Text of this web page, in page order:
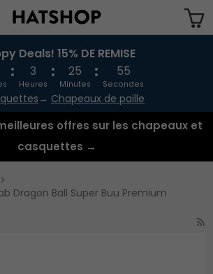
har blivit tillagd i varukorgen
Deals! 15% DE REMISE
3
Heures
25
Minutes
54
Secondes
→ Chapeaux de paille
offres sur les chapeaux et
casquettes →
Dragon Ball Super Buu Premium